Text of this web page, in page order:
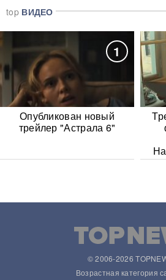
top ВИДЕО
1
Опубликован новый
трейлер "Астрала 6"
© 2006-2026
Возрастная категория